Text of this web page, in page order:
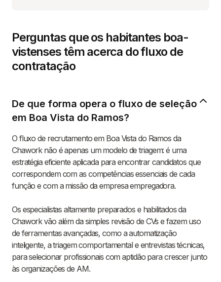
Perguntas que os habitantes boa-
vistenses têm acerca do fluxo de
contratação
De que forma opera o fluxo de seleção
em Boa Vista do Ramos?
O fluxo de recrutamento em Boa Vista do Ramos da
Chawork não é apenas um modelo de triagem: é uma
estratégia eficiente aplicada para encontrar candidatos que
correspondem com as competências essenciais de cada
função e com a missão da empresa empregadora.
Os especialistas altamente preparados e habilitados da
Chawork vão além da simples revisão de CVs e fazem uso
de ferramentas avançadas, como a automatização
inteligente, a triagem comportamental e entrevistas técnicas,
para selecionar profissionais com aptidão para crescer junto
às organizações de AM.